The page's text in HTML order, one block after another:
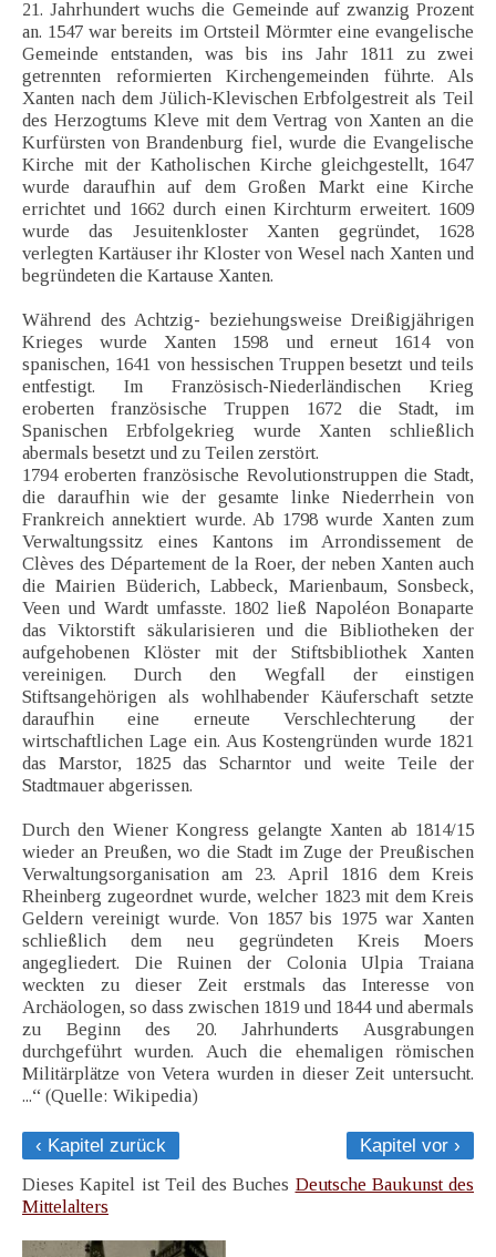
21. Jahrhundert wuchs die Gemeinde auf zwanzig Prozent
an. 1547 war bereits im Ortsteil Mörmter eine evangelische
Gemeinde entstanden, was bis ins Jahr 1811 zu zwei
getrennten reformierten Kirchengemeinden führte. Als
Xanten nach dem Jülich-Klevischen Erbfolgestreit als Teil
des Herzogtums Kleve mit dem Vertrag von Xanten an die
Kurfürsten von Brandenburg fiel, wurde die Evangelische
Kirche mit der Katholischen Kirche gleichgestellt, 1647
wurde daraufhin auf dem Großen Markt eine Kirche
errichtet und 1662 durch einen Kirchturm erweitert. 1609
wurde das Jesuitenkloster Xanten gegründet, 1628
verlegten Kartäuser ihr Kloster von Wesel nach Xanten und
begründeten die Kartause Xanten.
Während des Achtzig- beziehungsweise Dreißigjährigen
Krieges wurde Xanten 1598 und erneut 1614 von
spanischen, 1641 von hessischen Truppen besetzt und teils
entfestigt. Im Französisch-Niederländischen Krieg
eroberten französische Truppen 1672 die Stadt, im
Spanischen Erbfolgekrieg wurde Xanten schließlich
abermals besetzt und zu Teilen zerstört.
1794 eroberten französische Revolutionstruppen die Stadt,
die daraufhin wie der gesamte linke Niederrhein von
Frankreich annektiert wurde. Ab 1798 wurde Xanten zum
Verwaltungssitz eines Kantons im Arrondissement de
Clèves des Département de la Roer, der neben Xanten auch
die Mairien Büderich, Labbeck, Marienbaum, Sonsbeck,
Veen und Wardt umfasste. 1802 ließ Napoléon Bonaparte
das Viktorstift säkularisieren und die Bibliotheken der
aufgehobenen Klöster mit der Stiftsbibliothek Xanten
vereinigen. Durch den Wegfall der einstigen
Stiftsangehörigen als wohlhabender Käuferschaft setzte
daraufhin eine erneute Verschlechterung der
wirtschaftlichen Lage ein. Aus Kostengründen wurde 1821
das Marstor, 1825 das Scharntor und weite Teile der
Stadtmauer abgerissen.
Durch den Wiener Kongress gelangte Xanten ab 1814/15
wieder an Preußen, wo die Stadt im Zuge der Preußischen
Verwaltungsorganisation am 23. April 1816 dem Kreis
Rheinberg zugeordnet wurde, welcher 1823 mit dem Kreis
Geldern vereinigt wurde. Von 1857 bis 1975 war Xanten
schließlich dem neu gegründeten Kreis Moers
angegliedert. Die Ruinen der Colonia Ulpia Traiana
weckten zu dieser Zeit erstmals das Interesse von
Archäologen, so dass zwischen 1819 und 1844 und abermals
zu Beginn des 20. Jahrhunderts Ausgrabungen
durchgeführt wurden. Auch die ehemaligen römischen
Militärplätze von Vetera wurden in dieser Zeit untersucht.
...“ (Quelle: Wikipedia)
‹ Kapitel zurück
Kapitel vor ›
Dieses Kapitel ist Teil des Buches Deutsche Baukunst des
Mittelalters